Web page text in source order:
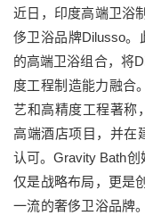
近日，印度高端卫浴
侈卫浴品牌Dilusso
的高端卫浴组合，将
度工程制造能力融合
艺和高精度工程著称
高端酒店项目，并在
认可。Gravity Bath
仅是战略布局，更是
一流的奢侈卫浴品牌